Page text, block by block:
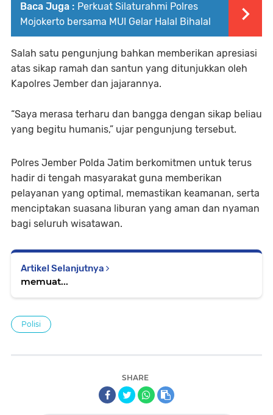
Baca Juga : Perkuat Silaturahmi Polres
Mojokerto bersama MUI Gelar Halal Bihalal
Salah satu pengunjung bahkan memberikan apresiasi
atas sikap ramah dan santun yang ditunjukkan oleh
Kapolres Jember dan jajarannya.
“Saya merasa terharu dan bangga dengan sikap beliau
yang begitu humanis,” ujar pengunjung tersebut.
Polres Jember Polda Jatim berkomitmen untuk terus
hadir di tengah masyarakat guna memberikan
pelayanan yang optimal, memastikan keamanan, serta
menciptakan suasana liburan yang aman dan nyaman
bagi seluruh wisatawan.
Artikel Selanjutnya
memuat...
Polisi
SHARE